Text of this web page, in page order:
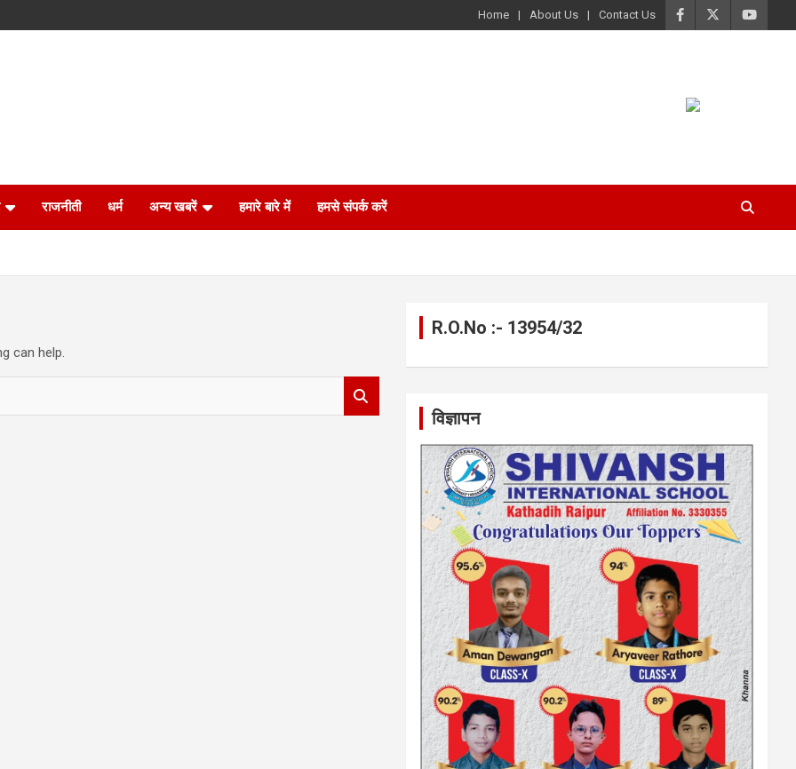
Home About Us Contact Us
राजनीती धर्म अन्य खबरें हमारे बारे में हमसे संपर्क करें
can help.
R.O.No :- 13954/32
विज्ञापन